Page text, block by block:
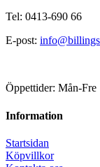
Tel: 0413-690 66
E-post:
Öppettider: Mån-
Information
Startsidan
Köpvillkor